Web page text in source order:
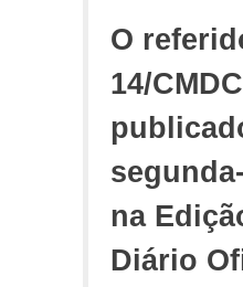
O
14/
na
Diário